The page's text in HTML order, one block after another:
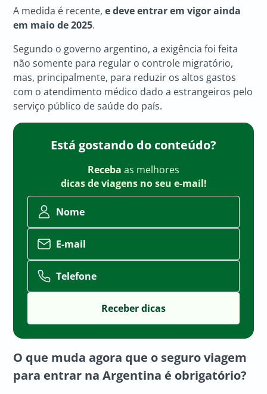
A medida é recente,e deve entrar em vigor ainda
em maio de 2025.
Segundo o governo argentino, a exigência foi feita
não somente para regular o controle migratório,
mas, principalmente, para reduzir os altos gastos
com o atendimento médico dado a estrangeiros pelo
serviço público de saúde do país.
Está gostando do conteúdo?
Receba as melhores
dicas de viagens no seu e-mail!
Nome
E-mail
Telefone
O que muda agora que o seguro viagem
para entrar na Argentina é obrigatório?